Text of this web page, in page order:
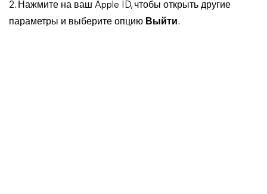
2. Нажмите на ваш Apple ID, чтобы открыть другие
параметры и выберите опцию Выйти.